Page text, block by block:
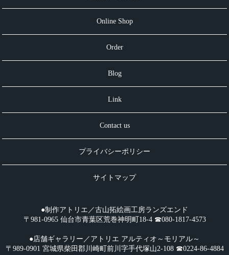
Online Shop
Order
Blog
Link
Contact us
プライバシーポリシー
サイトマップ
●制作アトリエ／古山拓絵画工房ランズエンド
〒981-0965 仙台市青葉区荒巻神明町18-4 ☎︎080-1817-4573
●店舗ギャラリー／アトリエ アルティオ～モリアル～
〒989-0901 宮城県柴田郡川崎町前川字手代塚山2-108 ☎︎0224-86-4884